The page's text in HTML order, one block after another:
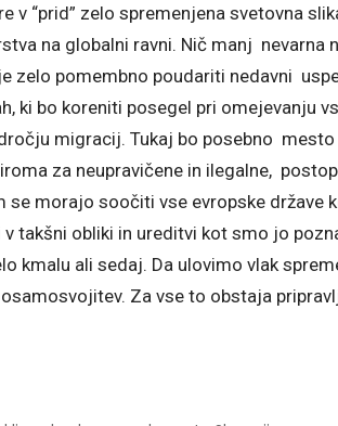
v “prid” zelo spremenjena svetovna
na globalni ravni. Nič manj nevarna
zelo pomembno poudariti nedavni
ki bo koreniti posegel pri omejevanju
migracij. Tukaj bo posebno
za neupravičene in ilegalne,
se morajo soočiti vse evropske države
v takšni obliki in ureditvi kot smo jo
kmalu ali sedaj. Da ulovimo vlak
Za vse to obstaja